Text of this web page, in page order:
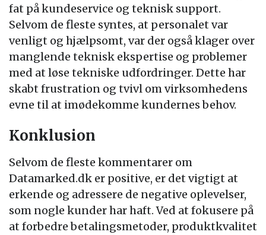
fat på kundeservice og teknisk support.
Selvom de fleste syntes, at personalet var
venligt og hjælpsomt, var der også klager over
manglende teknisk ekspertise og problemer
med at løse tekniske udfordringer. Dette har
skabt frustration og tvivl om virksomhedens
evne til at imødekomme kundernes behov.
Konklusion
Selvom de fleste kommentarer om
Datamarked.dk er positive, er det vigtigt at
erkende og adressere de negative oplevelser,
som nogle kunder har haft. Ved at fokusere på
at forbedre betalingsmetoder, produktkvalitet